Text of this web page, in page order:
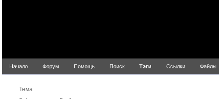
Начало Форум Помощь Поиск Тэги Ссылки Файлы
Тема